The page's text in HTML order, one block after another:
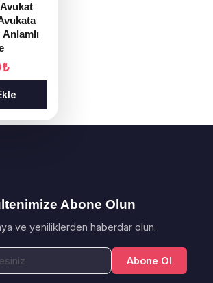
₺
Abone Olun
ve yeniliklerden haberdar olun.
Abone Ol